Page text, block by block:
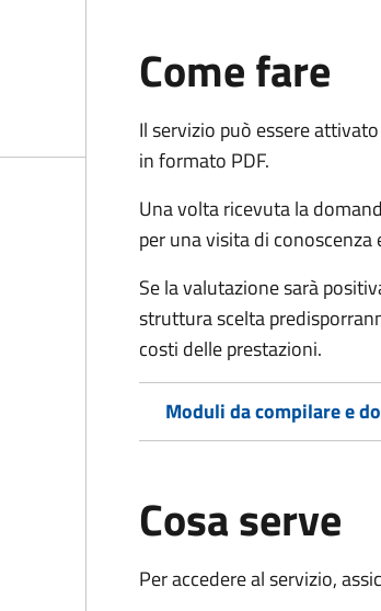
Come fare
Il servizio può essere
in formato PDF.
Una volta ricevuta la
per una visita di
Se la valutazione sarà
struttura scelta
costi delle prestazioni.
Moduli da compilare e
Cosa serve
Per accedere al servizio,